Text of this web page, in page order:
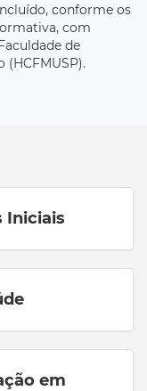
conforme os
com
de
(HCFMUSP).
Iniciais
em